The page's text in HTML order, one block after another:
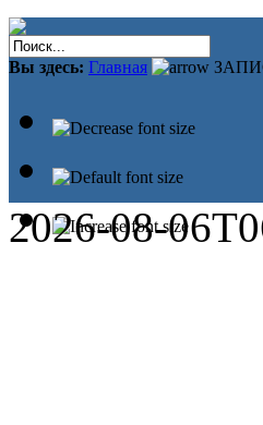
Вы здесь: Главная
2026-08-